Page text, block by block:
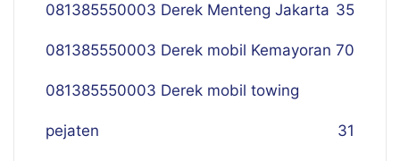
081385550003 Derek Menteng Jakarta 35
081385550003 Derek mobil Kemayoran 70
081385550003 Derek mobil towing
pejaten 31